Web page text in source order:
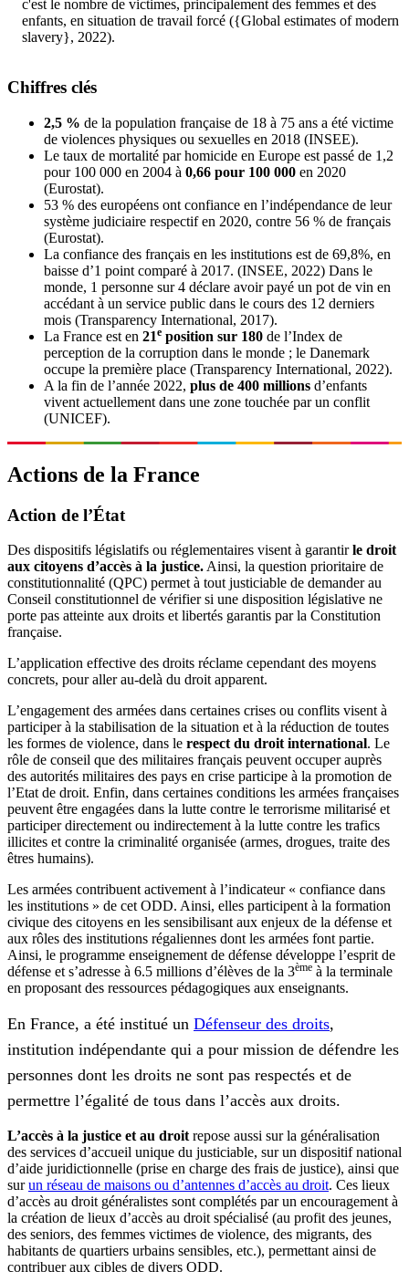
c'est le nombre de victimes, principalement des femmes et des
enfants, en situation de travail forcé ({Global estimates of modern
slavery}, 2022).
Chiffres clés
2,5 % de la population française de 18 à 75 ans a été victime
de violences physiques ou sexuelles en 2018 (INSEE).
Le taux de mortalité par homicide en Europe est passé de 1,2
pour 100 000 en 2004 à 0,66 pour 100 000 en 2020
(Eurostat).
53 % des européens ont confiance en l’indépendance de leur
système judiciaire respectif en 2020, contre 56 % de français
(Eurostat).
La confiance des français en les institutions est de 69,8%, en
baisse d’1 point comparé à 2017. (INSEE, 2022) Dans le
monde, 1 personne sur 4 déclare avoir payé un pot de vin en
accédant à un service public dans le cours des 12 derniers
mois (Transparency International, 2017).
La France est en 21e position sur 180 de l’Index de
perception de la corruption dans le monde ; le Danemark
occupe la première place (Transparency International, 2022).
A la fin de l’année 2022, plus de 400 millions d’enfants
vivent actuellement dans une zone touchée par un conflit
(UNICEF).
Actions de la France
Action de l’État
Des dispositifs législatifs ou réglementaires visent à garantirle droit
aux citoyens d’accès à la justice. Ainsi, la question prioritaire de
constitutionnalité (QPC) permet à tout justiciable de demander au
Conseil constitutionnel de vérifier si une disposition législative ne
porte pas atteinte aux droits et libertés garantis par la Constitution
française.
L’application effective des droits réclame cependant des moyens
concrets, pour aller au-delà du droit apparent.
L’engagement des armées dans certaines crises ou conflits visent à
participer à la stabilisation de la situation et à la réduction de toutes
les formes de violence, dans le respect du droit international. Le
rôle de conseil que des militaires français peuvent occuper auprès
des autorités militaires des pays en crise participe à la promotion de
l’Etat de droit. Enfin, dans certaines conditions les armées françaises
peuvent être engagées dans la lutte contre le terrorisme militarisé et
participer directement ou indirectement à la lutte contre les trafics
illicites et contre la criminalité organisée (armes, drogues, traite des
êtres humains).
Les armées contribuent activement à l’indicateur « confiance dans
les institutions » de cet ODD. Ainsi, elles participent à la formation
civique des citoyens en les sensibilisant aux enjeux de la défense et
aux rôles des institutions régaliennes dont les armées font partie.
Ainsi, le programme enseignement de défense développe l’esprit de
défense et s’adresse à 6.5 millions d’élèves de la 3ème à la terminale
en proposant des ressources pédagogiques aux enseignants.
En France, a été institué un Défenseur des droits,
institution indépendante qui a pour mission de défendre les
personnes dont les droits ne sont pas respectés et de
permettre l’égalité de tous dans l’accès aux droits.
L’accès à la justice et au droit repose aussi sur la généralisation
des services d’accueil unique du justiciable, sur un dispositif national
d’aide juridictionnelle (prise en charge des frais de justice), ainsi que
surun réseau de maisons ou d’antennes d’accès au droit. Ces lieux
d’accès au droit généralistes sont complétés par un encouragement à
la création de lieux d’accès au droit spécialisé (au profit des jeunes,
des seniors, des femmes victimes de violence, des migrants, des
habitants de quartiers urbains sensibles, etc.), permettant ainsi de
contribuer aux cibles de divers ODD.